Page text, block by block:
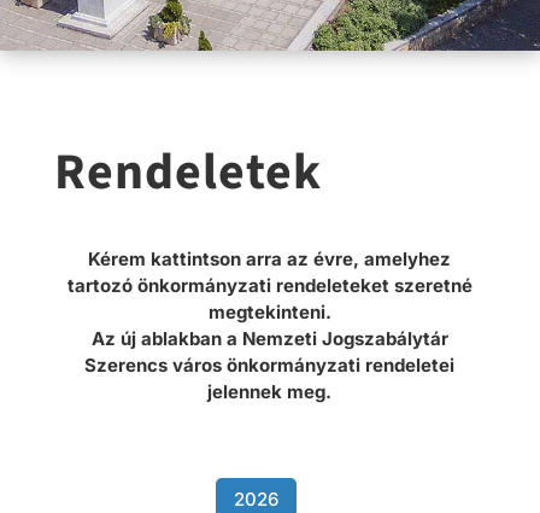
Rendeletek
Kérem kattintson arra az évre, amelyhez
tartozó önkormányzati rendeleteket szeretné
megtekinteni.
Az új ablakban a Nemzeti Jogszabálytár
Szerencs város önkormányzati rendeletei
jelennek meg.
2026